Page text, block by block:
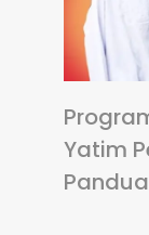
Yatim